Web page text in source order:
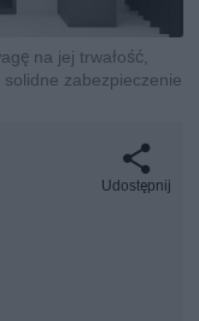
na jej trwałość,
zabezpieczenie
Udostępnij